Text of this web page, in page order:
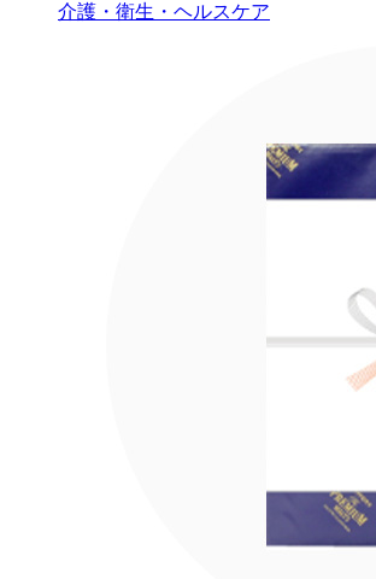
介護・衛生・ヘルスケア